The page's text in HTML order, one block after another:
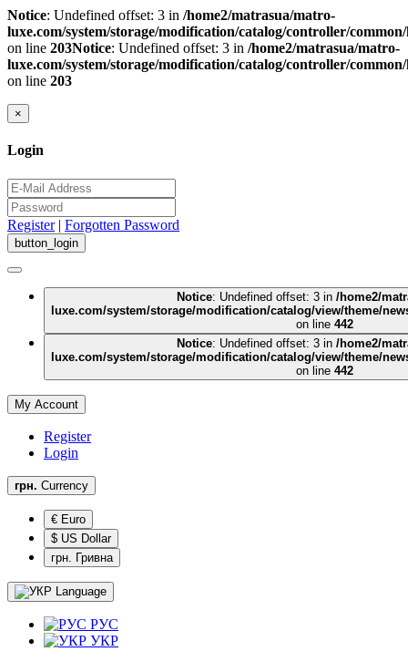
Notice: Undefined offset: 3 in /home2/matrasua/matro-
luxe.com/system/storage/modification/catalog/controller/
on line 203Notice: Undefined offset: 3 in /home2/matrasua/matro-
luxe.com/system/storage/modification/catalog/controller/
on line 203
×
Login
Register| Forgotten Password
Notice: Undefined offset: 3 in /home2/
luxe.com/system/storage/modification/catalog/view/theme/
on line 442
Notice: Undefined offset: 3 in /home2/
luxe.com/system/storage/modification/catalog/view/theme/
on line 442
My Account
Register
Login
грн. Currency
€ Euro
$ US Dollar
грн. Гривна
Language
РУС
УКР